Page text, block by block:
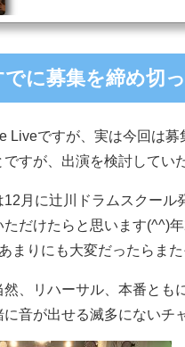
年も無事に開催できてよかったです
に募集を締め切
Liveですが、実は今回は
すが、出演を検討してい
12月に辻川ドラムスクー
ただけたらと思います(^^)
まりにも大変だったらま
、リハーサル、本番とも
音が出せる滅多にないチ